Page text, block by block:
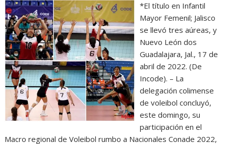
*El título en Infantil
Mayor Femenil; Jalisco
se llevó tres aúreas, y
Nuevo León dos
Guadalajara, Jal., 17 de
abril de 2022. (De
Incode). – La
delegación colimense
de voleibol concluyó,
este domingo, su
participación en el
Macro regional de Voleibol rumbo a Nacionales Conade 2022,